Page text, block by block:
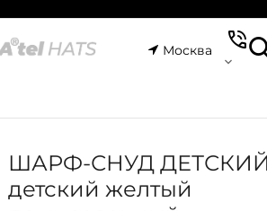
Москва
ШАРФ-СНУД ДЕТСКИЙ
детский желтый